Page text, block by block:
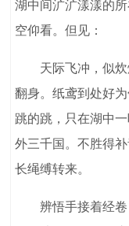
湖中间㲿㲿漾漾的
空仰看。但见：
天际飞冲，似炊
翻身。纸鸢到处好
跳的跳，只在湖中
外三千国。不胜得
长绳缚转来。
辨悟手接着经卷